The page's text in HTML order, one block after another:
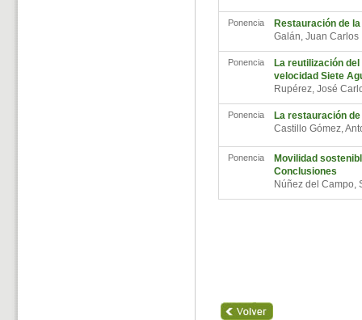
Ponencia
Restauración de
Galán, Juan
Ponencia
La reutilización
velocidad Siete
Rupérez, José
Ponencia
La restauración
Castillo Gómez,
Ponencia
Movilidad
Conclusiones
Núñez del Campo,